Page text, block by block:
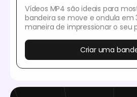
Vídeos MP4 são ideais para
bandeira se move e ondula em
maneira de impressionar o seu
Criar uma